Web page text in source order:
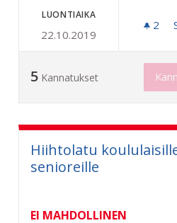
LUONTIAIKA
22.10.2019
2
5 Kannatukset
Hiihtolatu
senioreille
EI MAHDOLLINEN